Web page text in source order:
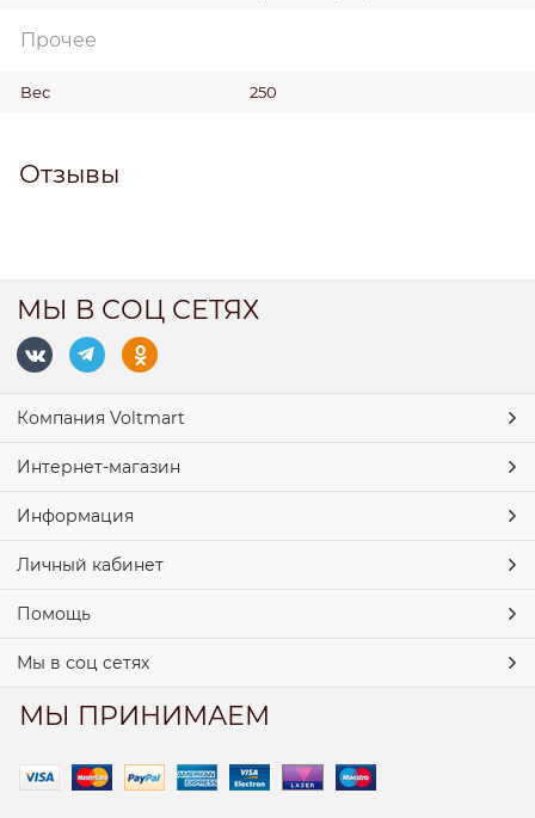
Прочее
Вес 250
Отзывы
МЫ В СОЦ СЕТЯХ
Компания Voltmart
Интернет-магазин
Информация
Личный кабинет
Помощь
Мы в соц сетях
МЫ ПРИНИМАЕМ